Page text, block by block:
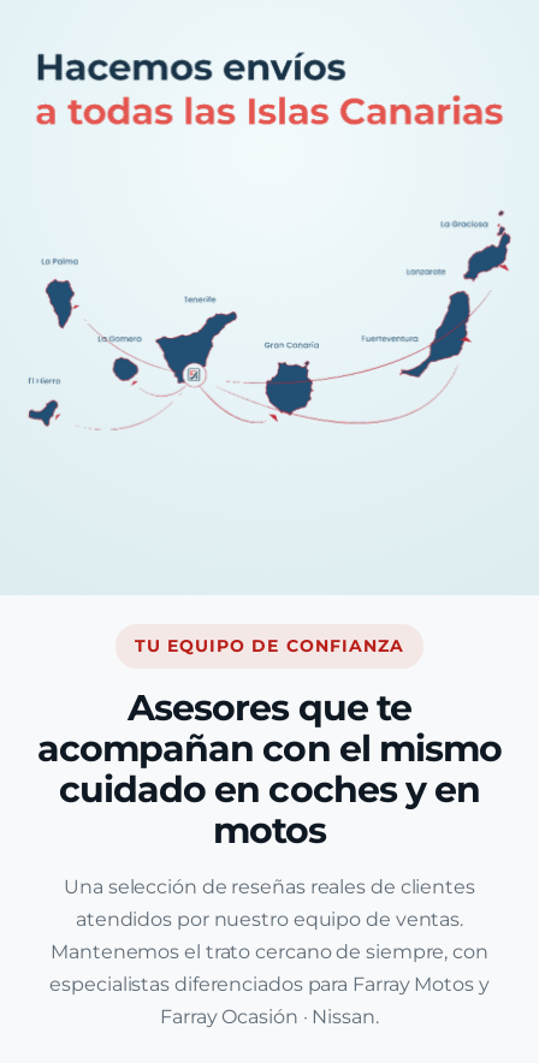
TU EQUIPO DE CONFIANZA
Asesores que te
acompañan con el mismo
cuidado en coches y en
motos
Una selección de reseñas reales de clientes
atendidos por nuestro equipo de ventas.
Mantenemos el trato cercano de siempre, con
especialistas diferenciados para Farray Motos y
Farray Ocasión · Nissan.